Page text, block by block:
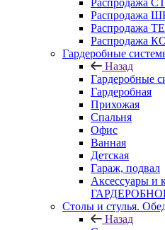
Распродажа
Распродажа
Распродажа
Распродажа
Гардеробные
Назад
Гардеробные
Гардеробная
Прихожая
Спальня
Офис
Ванная
Детская
Гараж, подвал
Аксессуары и
Столы и стулья.
Назад